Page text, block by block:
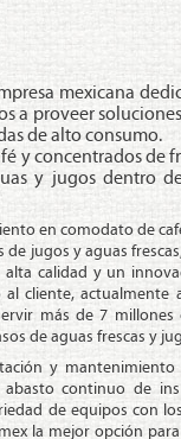
me­xi­ca­na
a proveer
de alto consumo.
y con­cen­tra­dos de
y jugos dentro
en co­mo­da­to de
de jugos y aguas
alta calidad y un
al cliente, ac­tual­men­te
más de 7 mi­llo­nes
de aguas frescas y
y
con­ti­nuo de
de equipos con
la mejor opción